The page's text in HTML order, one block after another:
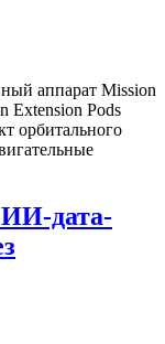
аппарат Mission
Extension Pods
орбитального
ИИ-дата-